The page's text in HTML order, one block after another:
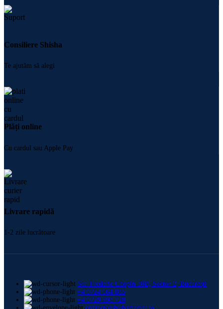
Consiliere Shisha
Te ajutăm să alegi
Plăți online
Cu cardul sau Apple Pay
Livrare rapidă
1-2 zile lucrătoare
Str. Frederic Chopin 30B, Sector 2, București
+4 0724 664 885
+4 0729 998 728